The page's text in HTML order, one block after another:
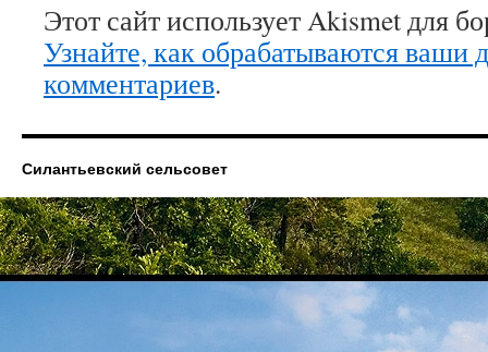
Этот сайт использует Akismet для
Узнайте, как обрабатываются ваши
комментариев.
Силантьевский сельсовет